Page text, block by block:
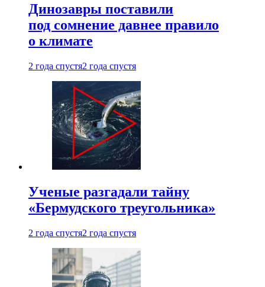
Динозавры поставили
под сомнение давнее правило
о климате
2 года спустя2 года спустя
Ученые разгадали тайну
«Бермудского треугольника»
2 года спустя2 года спустя